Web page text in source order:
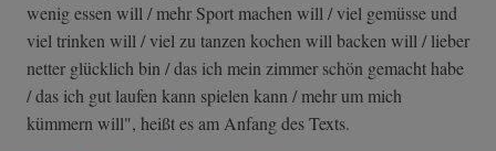
wenig essen will / mehr Sport machen will / viel gemüsse und
viel trinken will / viel zu tanzen kochen will backen will / lieber
netter glücklich bin / das ich mein zimmer schön gemacht habe
/ das ich gut laufen kann spielen kann / mehr um mich
kümmern will", heißt es am Anfang des Texts.